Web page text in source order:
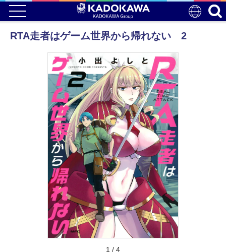
RTA走者はゲーム世界から帰れない 2
1 / 4